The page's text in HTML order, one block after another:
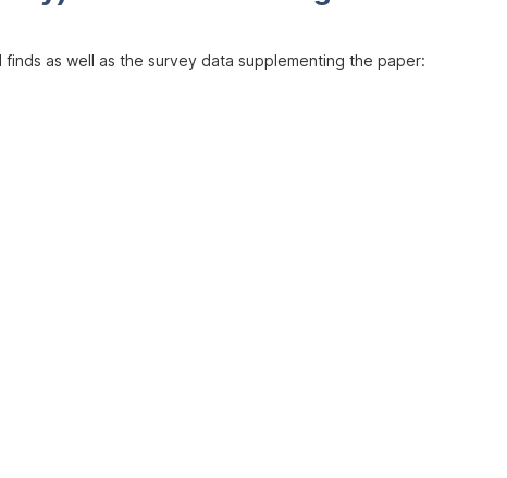
as well as the survey data supplementing the paper: